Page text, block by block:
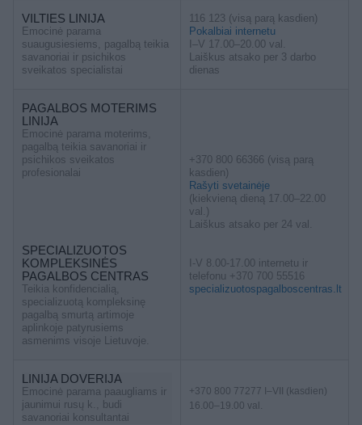
VILTIES LINIJA
Emocinė parama
suaugusiesiems, pagalbą teikia
savanoriai ir psichikos
sveikatos specialistai
116 123 (visą parą kasdien)
Pokalbiai internetu
I–V 17.00–20.00 val.
Laiškus atsako per 3 darbo
dienas
PAGALBOS MOTERIMS
LINIJA
Emocinė parama moterims,
pagalbą teikia savanoriai ir
psichikos sveikatos
profesionalai
SPECIALIZUOTOS
KOMPLEKSINĖS
PAGALBOS CENTRAS
Teikia konfidencialią,
specializuotą kompleksinę
pagalbą smurtą artimoje
aplinkoje patyrusiems
asmenims visoje Lietuvoje.
+370 800 66366 (visą parą
kasdien)
Rašyti svetainėje
(kiekvieną dieną 17.00–22.00
val.)
Laiškus atsako per 24 val.
I-V 8.00-17.00 internetu ir
telefonu +370 700 55516
specializuotospagalboscentras.lt
LINIJA DOVERIJA
Emocinė parama paaugliams ir
jaunimui rusų k., budi
savanoriai konsultantai
+370 800 77277 I–VII (kasdien)
16.00–19.00 val.